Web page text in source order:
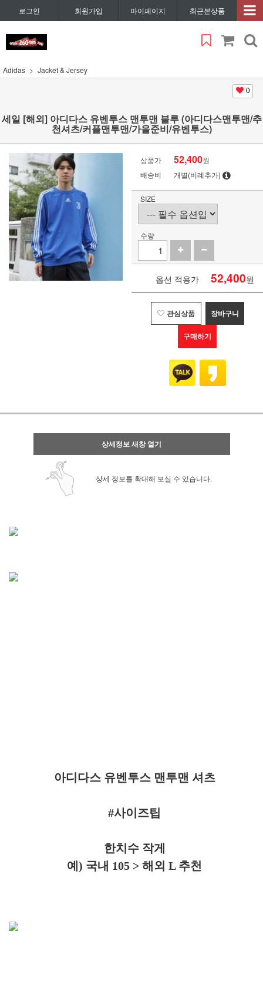
로그인 회원가입 마이페이지 최근본상품
Adidas Jacket & Jersey
0
세일 [해외] 아디다스 유벤투스 맨투맨 블루 (아디다스맨투맨/추
천셔츠/커플맨투맨/가을준비/유벤투스)
상품가 52,400원
배송비
개별(비례추가)
SIZE
수량
옵션 적용가 52,400원
관심상품 장바구니
구매하기
상세정보 새창 열기
상세 정보를 확대해 보실 수 있습니다.
아디다스 유벤투스 맨투맨 셔츠
#사이즈팁
한치수 작게
예) 국내 105 > 해외 L 추천